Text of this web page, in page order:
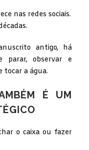
nas redes sociais.
antigo, há
parar, observar e
tocar a água.
É UM
o caixa ou fazer